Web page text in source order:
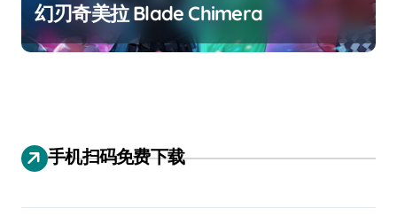
幻刃奇美拉 Blade Chimera
手机扫码免费下载